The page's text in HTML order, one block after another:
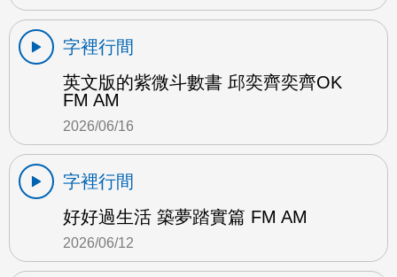
字裡行間
英文版的紫微斗數書 邱奕齊奕齊OK
FM AM
2026/06/16
字裡行間
好好過生活 築夢踏實篇 FM AM
2026/06/12